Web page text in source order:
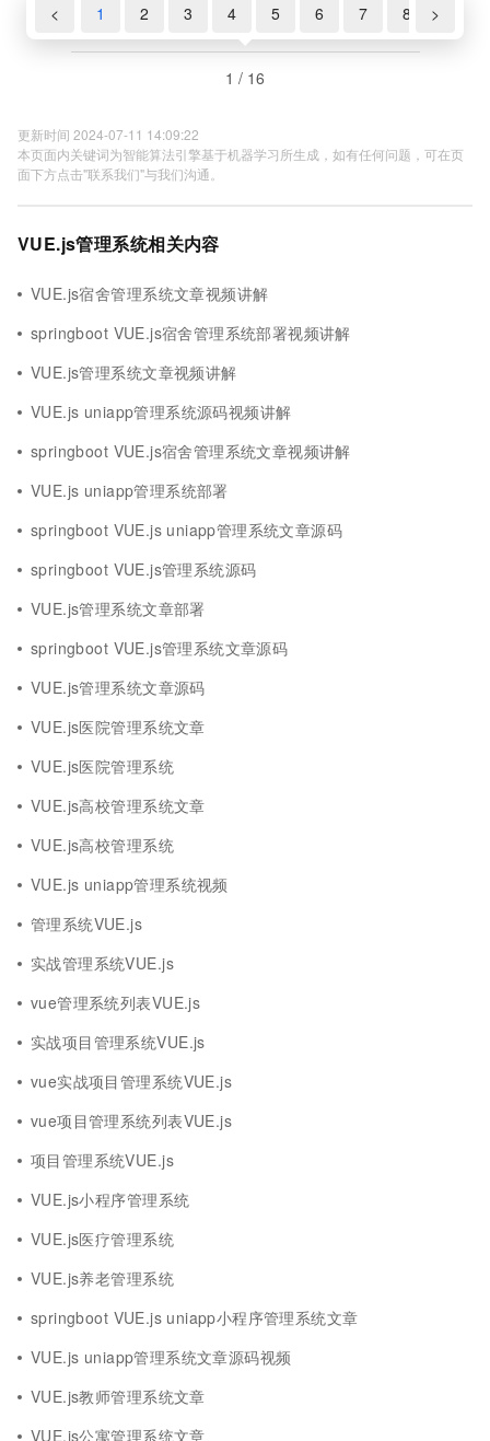
< 1 2 3 4 5 6 7 8 >
1 / 16
更新时间 2024-07-11 14:09:22
本页面内关键词为智能算法引擎基于机器学习所生成，如有任何问题，可在页
面下方点击"联系我们"与我们沟通。
VUE.js管理系统相关内容
VUE.js宿舍管理系统文章视频讲解
springboot VUE.js宿舍管理系统部署视频讲解
VUE.js管理系统文章视频讲解
VUE.js uniapp管理系统源码视频讲解
springboot VUE.js宿舍管理系统文章视频讲解
VUE.js uniapp管理系统部署
springboot VUE.js uniapp管理系统文章源码
springboot VUE.js管理系统源码
VUE.js管理系统文章部署
springboot VUE.js管理系统文章源码
VUE.js管理系统文章源码
VUE.js医院管理系统文章
VUE.js医院管理系统
VUE.js高校管理系统文章
VUE.js高校管理系统
VUE.js uniapp管理系统视频
管理系统VUE.js
实战管理系统VUE.js
vue管理系统列表VUE.js
实战项目管理系统VUE.js
vue实战项目管理系统VUE.js
vue项目管理系统列表VUE.js
项目管理系统VUE.js
VUE.js小程序管理系统
VUE.js医疗管理系统
VUE.js养老管理系统
springboot VUE.js uniapp小程序管理系统文章
VUE.js uniapp管理系统文章源码视频
VUE.js教师管理系统文章
VUE.js公寓管理系统文章